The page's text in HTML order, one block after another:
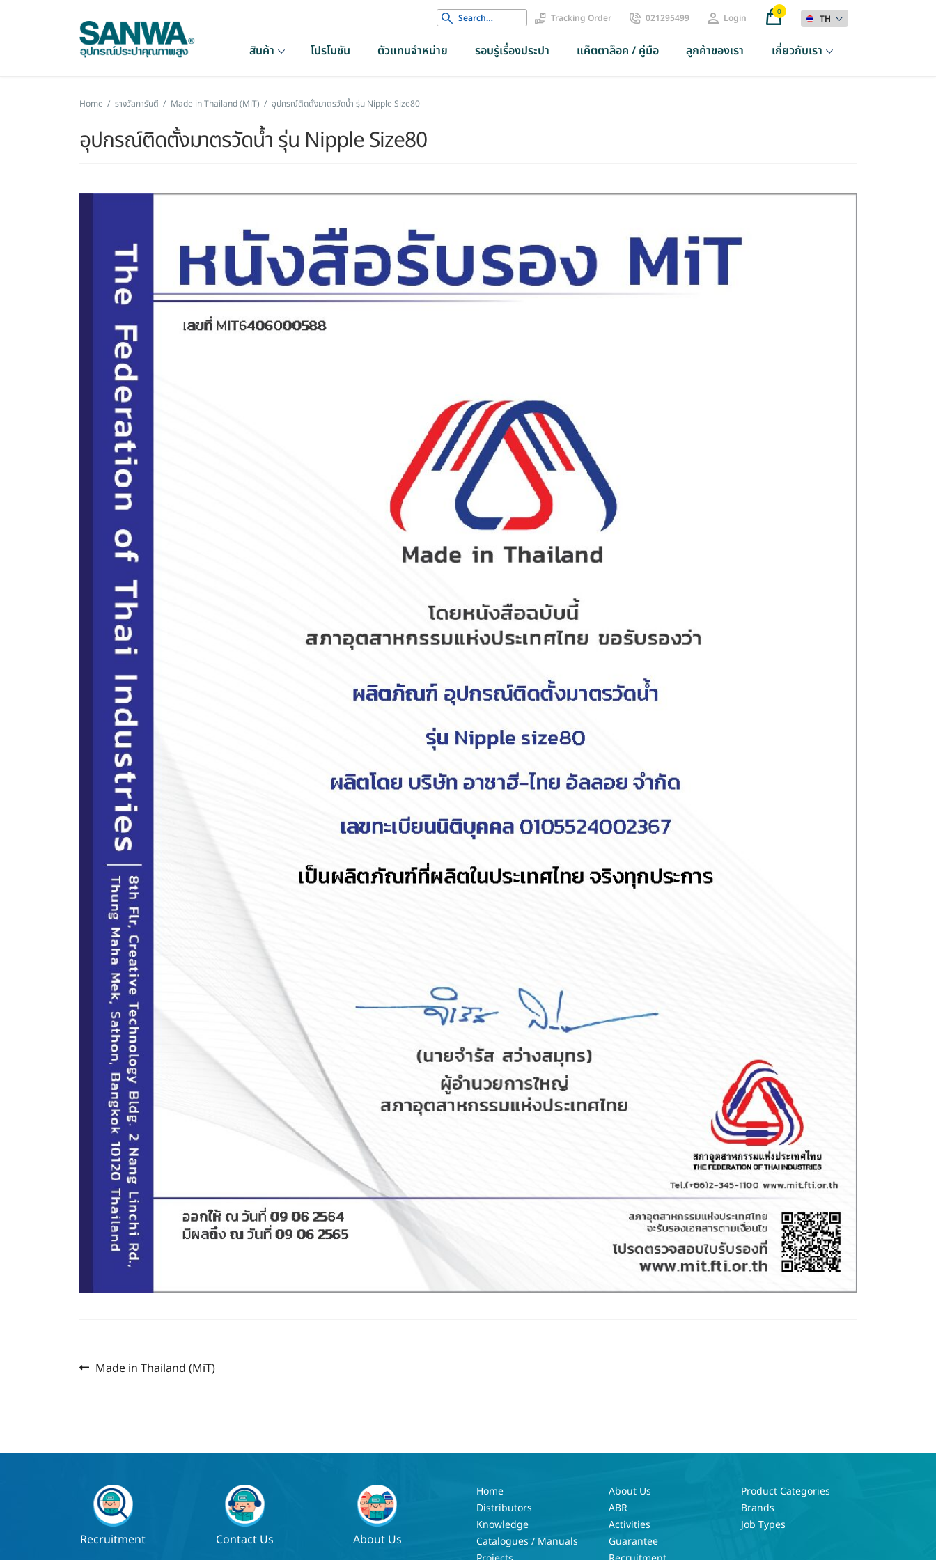
Search
for:
Tracking Order 021295499 Login 0
TH
สินค้า โปรโมชัน ตัวแทนจำหน่าย รอบรู้เรื่องประปา แค็ตตาล็อค / คู่มือ ลูกค้าของเรา เกี่ยวกับเรา
Home / รางวัลการันตี / Made in Thailand (MiT) / อุปกรณ์ติดตั้งมาตรวัดน้ำ รุ่น Nipple Size80
อุปกรณ์ติดตั้งมาตรวัดน้ำ รุ่น Nipple Size80
แนะแนว
Previous
Made in Thailand (MiT)
Recruitment Contact Us About Us
Home
Distributors
Knowledge
Catalogues / Manuals
About Us
ABR
Activities
Guarantee
Product Categories
Brands
Job Types